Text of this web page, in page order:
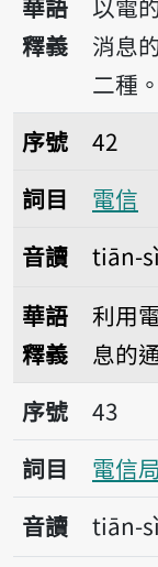
華語
釋義
以電
消息
二種。
序號42電信
序號
42
詞目
電信
音讀
tiān-
華語
釋義
利用
息的
序號43電信局
序號
43
詞目
電信局
音讀
tiān-